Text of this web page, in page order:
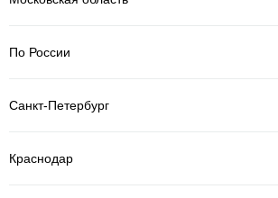
По России
Санкт-Петербург
Краснодар